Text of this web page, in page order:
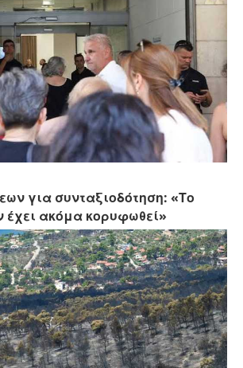
για συνταξιοδότηση: «Το
έχει ακόμα κορυφωθεί»